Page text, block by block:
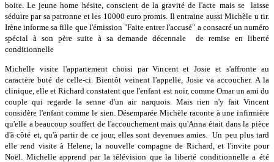
boite. Le jeune home hésite, conscient de la gravité de l'acte mais se laisse
séduire par sa patronne et les 10000 euro promis. Il entraine aussi Michèle u tir.
Irène informe sa fille que l'émission "Faite entrer l'accusé" a consacré un numéro
spécial à son père suite à sa demande décennale de remise en liberté
conditionnelle
Michelle visite l'appartement choisi par Vincent et Josie et s'affronte au
caractère buté de celle-ci. Bientôt veinent l'appelle, Josie va accoucher. A la
clinique, elle et Richard constatent que l'enfant est noir, comme Omar un ami du
couple qui regarde la senne d'un air narquois. Mais rien n'y fait Vincent
considère l'enfant comme le sien. Désemparée Michèle raconte à une infirmière
qu'elle a beaucoup souffert de l'accouchement mais qu'Anna était dans la pièce
d'à côté et, qu'à partir de ce jour, elles sont devenues amies. Un peu plus tard
elle rend visite à Helene, la nouvelle compagne de Richard, et l'invite pour
Noël. Michelle apprend par la télévision que la liberté conditionnelle a été